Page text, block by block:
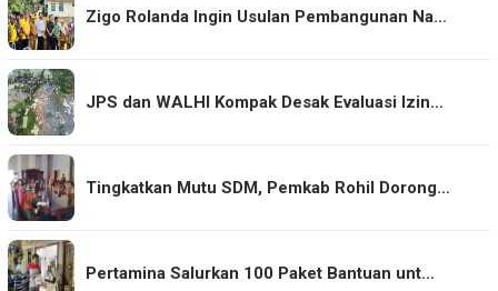
Zigo Rolanda Ingin Usulan Pembangunan Na…
JPS dan WALHI Kompak Desak Evaluasi Izin…
Tingkatkan Mutu SDM, Pemkab Rohil Dorong…
Pertamina Salurkan 100 Paket Bantuan unt…